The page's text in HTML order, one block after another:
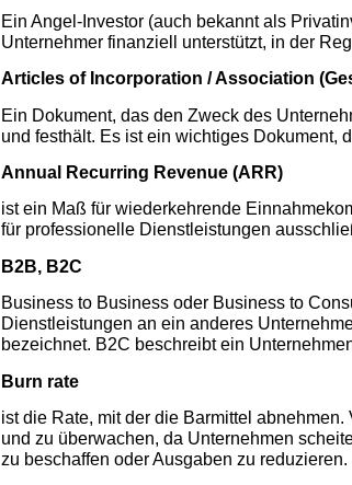
Ein Angel-Investor (auch bekannt als
Unternehmer finanziell unterstützt, in der
Articles of Incorporation / Association
Ein Dokument, das den Zweck des
und festhält. Es ist ein wichtiges Dokument,
Annual Recurring Revenue (ARR)
ist ein Maß für wiederkehrende
für professionelle Dienstleistungen
B2B, B2C
Business to Business oder Business to
Dienstleistungen an ein anderes
bezeichnet. B2C beschreibt ein
Burn rate
ist die Rate, mit der die Barmittel
und zu überwachen, da Unternehmen
zu beschaffen oder Ausgaben zu reduzieren.